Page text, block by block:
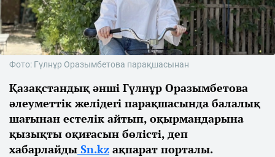
Фото: Гүлнұр Оразымбетова парақшасынан
Қазақстандық әнші Гүлнұр Оразымбетова
әлеуметтік желідегі парақшасында балалық
шағынан естелік айтып, оқырмандарына
қызықты оқиғасын бөлісті, деп
хабарлайды Sn.kz ақпарат порталы.